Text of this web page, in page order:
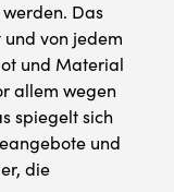
Das
von jedem
und Material
allem wegen
spiegelt sich
und
die